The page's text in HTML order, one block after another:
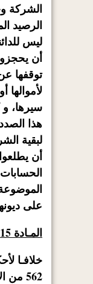
الشركة
الرصيد
ليس
أن
توقفها
سيرها،
هذا
لبقية
أن
على
المـادة 15
خلافـا